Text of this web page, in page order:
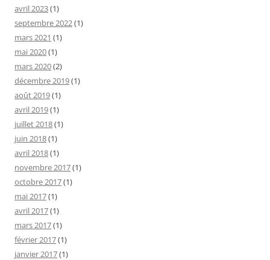
avril 2023(1)
septembre 2022(1)
mars 2021 (1)
mai 2020(1)
mars 2020(2)
décembre 2019(1)
août 2019(1)
avril 2019(1)
juillet 2018(1)
juin 2018(1)
avril 2018(1)
novembre 2017(1)
octobre 2017(1)
mai 2017(1)
avril 2017(1)
mars 2017(1)
février 2017(1)
janvier 2017(1)